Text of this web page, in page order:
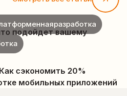
подойдет вашему
сэкономить 20%
мобильных приложений